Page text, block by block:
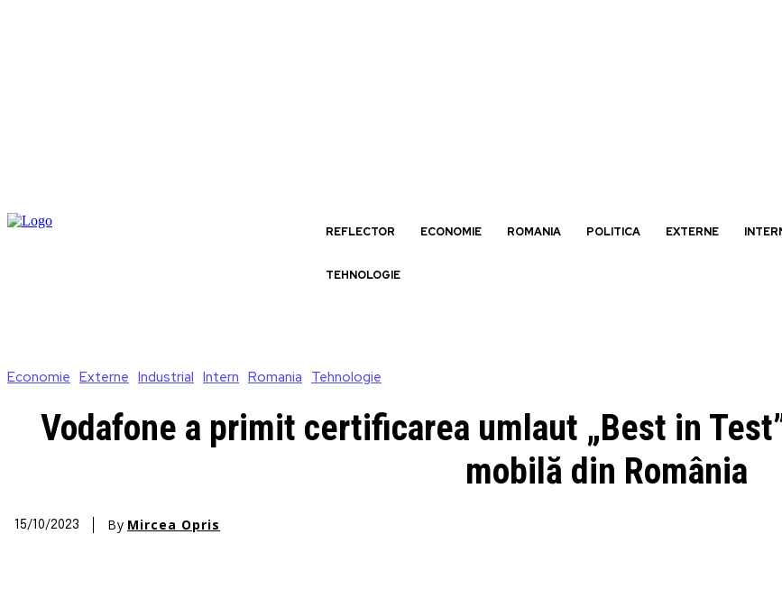
REFLECTOR ECONOMIE ROMANIA POLITICA EXTERNE
TEHNOLOGIE
Economie Externe Industrial Intern Romania Tehnologie
Vodafone a primit certificarea umlaut „Best in
mobilă din România
15/10/2023 By Mircea Opris